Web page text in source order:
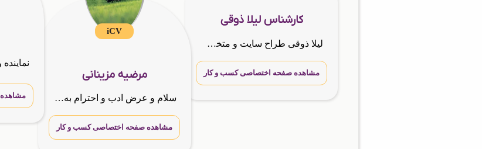
کارشناس لیلا ذوقی
لیلا ذوقی طراح سایت و متخصص طراحی رزومه دیجیتال
مشاهده صفحه اختصاصی کسب و کار
iCV
مرضیه مزینانی
سلام و عرض ادب و احترام به شما متقاضی گرامی!! «. »کارشناس و مدیر فروش GTNA مشاور کسب و کار ها در بازارسازی و برندسازی و ارتباط با مشتری مشاور کسب درامد از طریق فضای مجازی کارافرین در زمینه الکترون
مشاهده صفحه اختصاصی کسب و کار